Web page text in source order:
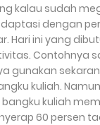
kalau sudah
dengan
Hari ini yang
Contohnya
gunakan
kuliah.
kuliah
60 persen